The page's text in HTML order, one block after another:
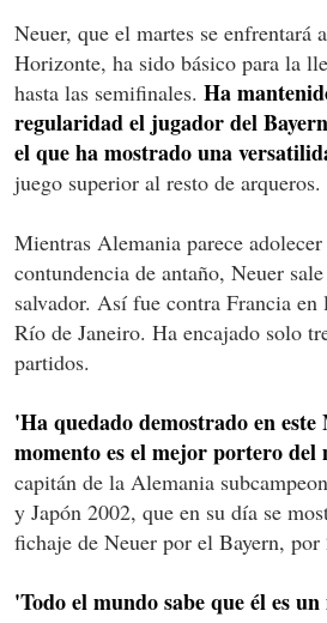
Neuer, que el martes se enfrentará
Horizonte, ha sido básico para la
hasta las semifinales. Ha
regularidad el jugador del
el que ha mostrado una
juego superior al resto de arqueros.
Mientras Alemania parece
contundencia de antaño, Neuer
salvador. Así fue contra Francia
Río de Janeiro. Ha encajado solo
partidos.
'Ha quedado demostrado en
momento es el mejor portero del
capitán de la Alemania
y Japón 2002, que en su día se
fichaje de Neuer por el Bayern,
'Todo el mundo sabe que él es